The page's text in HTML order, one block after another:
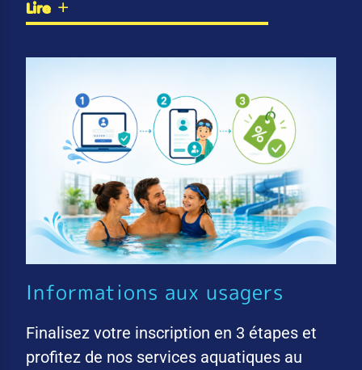
Lire
Informations aux usagers
Finalisez votre inscription en 3 étapes et
profitez de nos services aquatiques au